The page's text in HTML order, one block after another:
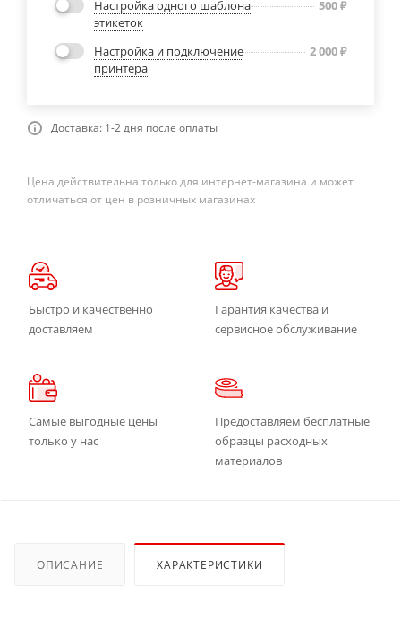
Настройка одного шаблона
этикеток
500₽
Настройка и подключение
принтера
2 000₽
Доставка: 1-2 дня после оплаты
Цена действительна только для интернет-магазина и может
отличаться от цен в розничных магазинах
Быстро и качественно
доставляем
Гарантия качества и
сервисное обслуживание
Самые выгодные цены
только у нас
Предоставляем бесплатные
образцы расходных
материалов
ОПИСАНИЕ ХАРАКТЕРИСТИКИ